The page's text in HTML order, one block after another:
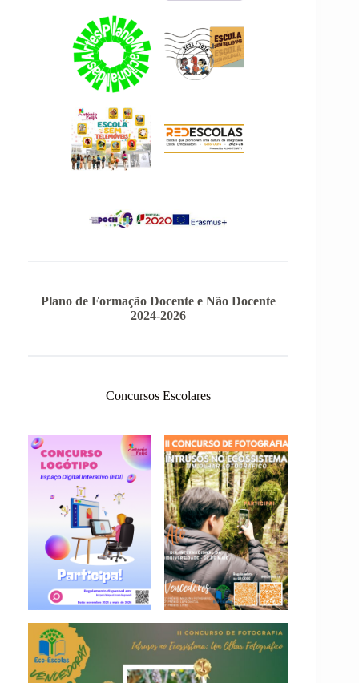
Plano de Formação Docente e Não Docente
2024-2026
Concursos Escolares